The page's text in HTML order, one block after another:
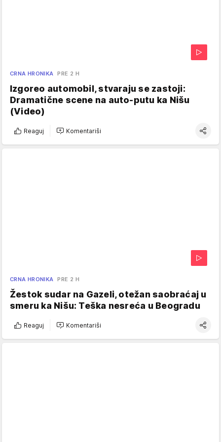
CRNA HRONIKA PRE 2 H
Izgoreo automobil, stvaraju se zastoji:
Dramatične scene na auto-putu ka Nišu
(Video)
Reaguj Komentariši
CRNA HRONIKA PRE 2 H
Žestok sudar na Gazeli, otežan saobraćaj u
smeru ka Nišu: Teška nesreća u Beogradu
Reaguj Komentariši